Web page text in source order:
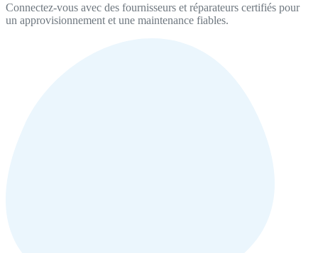
Connectez-vous avec des fournisseurs et réparateurs certifiés pour
un approvisionnement et une maintenance fiables.